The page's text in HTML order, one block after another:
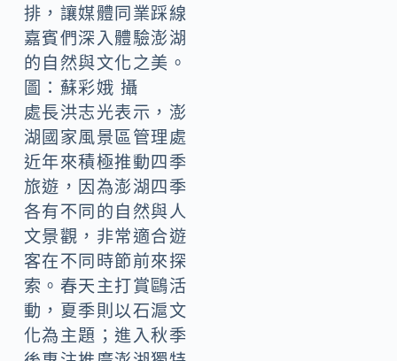
排，讓媒體同業踩線
嘉賓們深入體驗澎湖
的自然與文化之美。
圖：蘇彩娥 攝
處長洪志光表示，澎
湖國家風景區管理處
近年來積極推動四季
旅遊，因為澎湖四季
各有不同的自然與人
文景觀，非常適合遊
客在不同時節前來探
索。春天主打賞鷗活
動，夏季則以石滬文
化為主題；進入秋季